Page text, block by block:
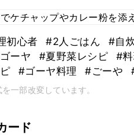
ケチャップやカレー粉を添
初心者 #2人ごはん #自
ーヤ #夏野菜レシピ #
#ゴーヤ料理 #ごーや
一部改変しています。
ード